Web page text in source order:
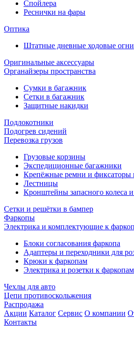
Спойлера
Реснички на фары
Оптика
Штатные дневные ходовые огни
Оригинальные аксессуары
Органайзеры пространства
Сумки в багажник
Сетки в багажник
Защитные накидки
Подлокотники
Подогрев сидений
Перевозка грузов
Грузовые корзины
Экспедиционные багажники
Крепёжные ремни и фиксаторы
Лестницы
Кронштейны запасного колеса
Сетки и решётки в бампер
Фаркопы
Электрика и комплектующие к
Блоки согласования фаркопа
Адаптеры и переходники для
Крюки к фаркопам
Электрика и розетки к фаркопам
Чехлы для авто
Цепи противоскольжения
Распродажа
Акции Каталог Сервис О компании
Контакты